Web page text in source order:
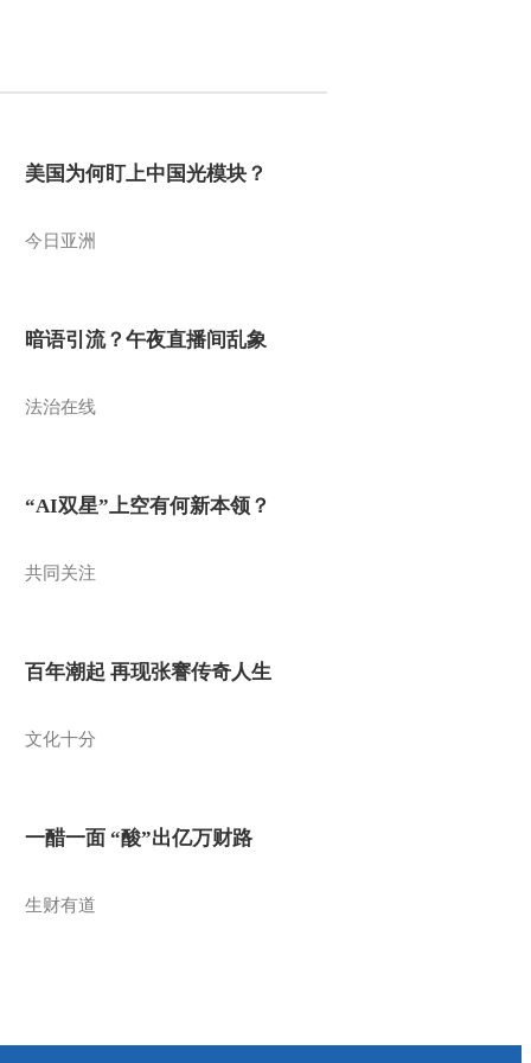
美国为何盯上中国光模块？
今日亚洲
暗语引流？午夜直播间乱象
法治在线
“AI双星”上空有何新本领？
共同关注
百年潮起 再现张謇传奇人生
文化十分
一醋一面 “酸”出亿万财路
生财有道